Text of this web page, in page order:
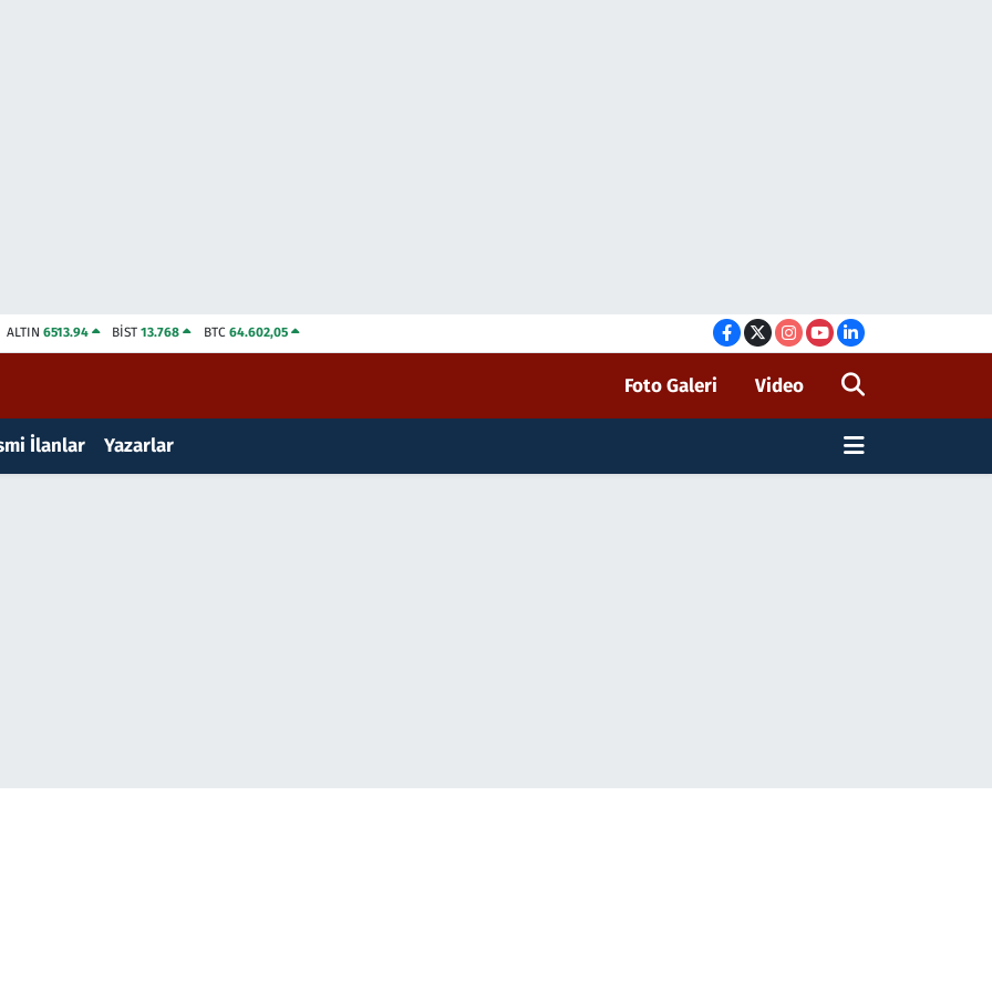
ALTIN 6513.94 BİST13.768 BTC 64.602,05
Foto Galeri Video
İlanlar Yazarlar